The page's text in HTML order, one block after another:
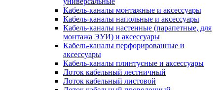
Кабель-каналы монтажные и аксессуары
Кабель-каналы напольные и аксессуары
Кабель-каналы настенные (парапетные, для
монтажа ЭУИ) и аксессуары
Кабель-каналы перфорированные и
аксессуары
Кабель-каналы плинтусные и аксессуары
Лоток кабельный лестничный
Лоток кабельный листовой